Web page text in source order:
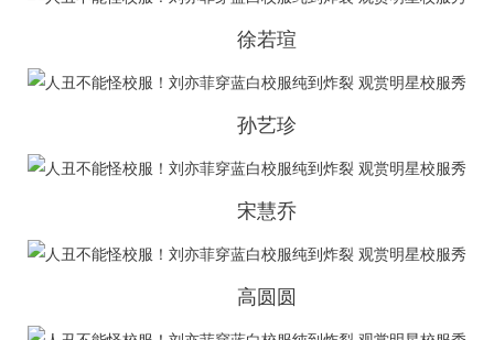
徐若瑄
孙艺珍
宋慧乔
高圆圆